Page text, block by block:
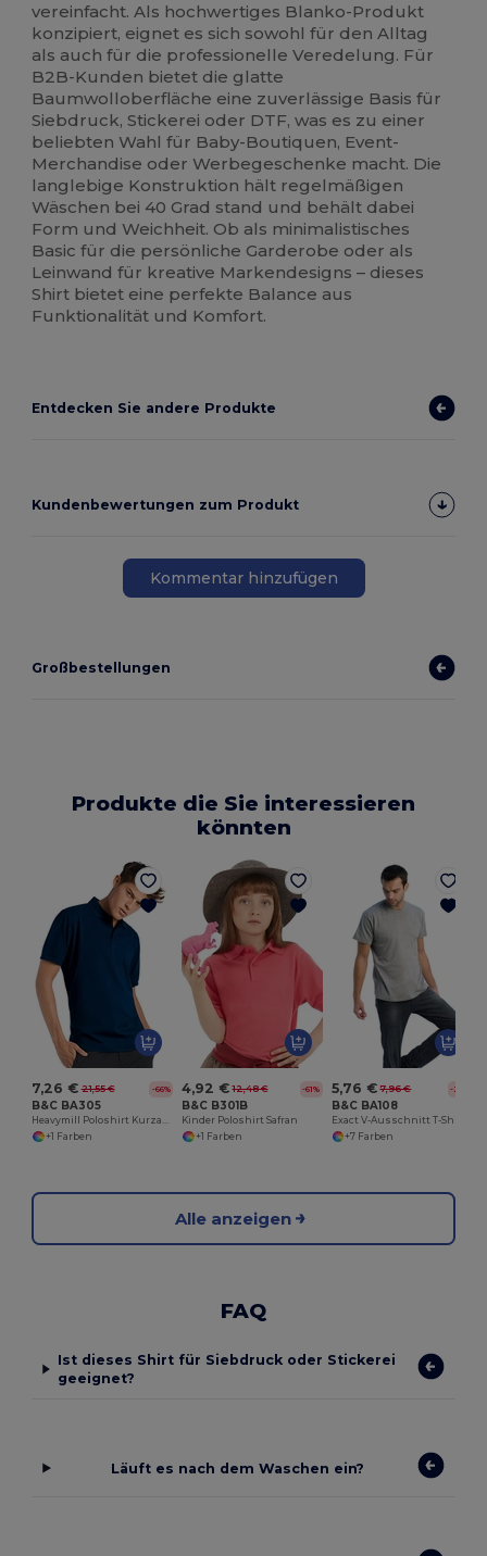
vereinfacht. Als hochwertiges Blanko-Produkt
konzipiert, eignet es sich sowohl für den Alltag
als auch für die professionelle Veredelung. Für
B2B-Kunden bietet die glatte
Baumwolloberfläche eine zuverlässige Basis für
Siebdruck, Stickerei oder DTF, was es zu einer
beliebten Wahl für Baby-Boutiquen, Event-
Merchandise oder Werbegeschenke macht. Die
langlebige Konstruktion hält regelmäßigen
Wäschen bei 40 Grad stand und behält dabei
Form und Weichheit. Ob als minimalistisches
Basic für die persönliche Garderobe oder als
Leinwand für kreative Markendesigns – dieses
Shirt bietet eine perfekte Balance aus
Funktionalität und Komfort.
Entdecken Sie andere Produkte
Kundenbewertungen zum Produkt
Kommentar hinzufügen
Großbestellungen
Produkte die Sie interessieren
könnten
7,26 € 21,55 € -66%
B&C BA305
Heavymill Poloshirt Kurzarm
+1 Farben
4,92 € 12,48 € -61%
B&C B301B
Kinder Poloshirt Safran
+1 Farben
5,76 € 7,96 € -28%
B&C BA108
+7 Farben
Alle anzeigen
FAQ
Ist dieses Shirt für Siebdruck oder Stickerei
geeignet?
Läuft es nach dem Waschen ein?